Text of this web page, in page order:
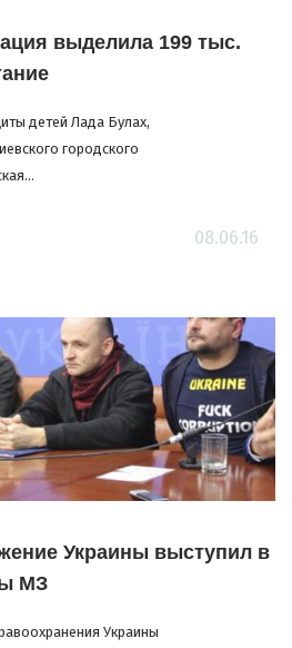
выделила 199 тыс.
детей Лада Булах,
городского
08.06.16
Украины выступил в
МЗ
Украины